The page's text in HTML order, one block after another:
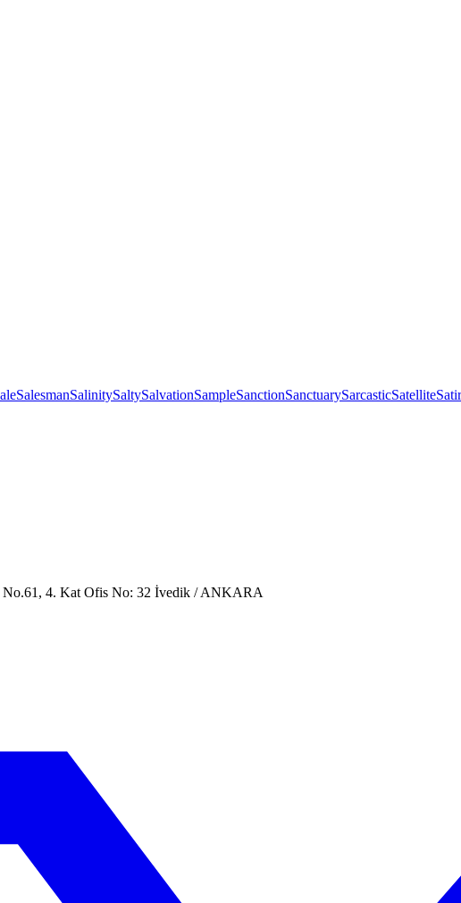
SalesmanSalinitySaltySalvationSampleSanctionSanctuarySarcasticSatellite
No.61, 4. Kat Ofis No: 32 İvedik / ANKARA